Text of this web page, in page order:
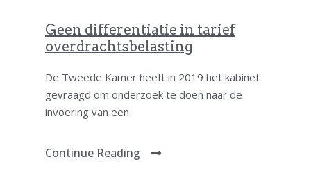
Geen differentiatie in tarief
overdrachtsbelasting
De Tweede Kamer heeft in 2019 het kabinet
gevraagd om onderzoek te doen naar de
invoering van een
Continue Reading